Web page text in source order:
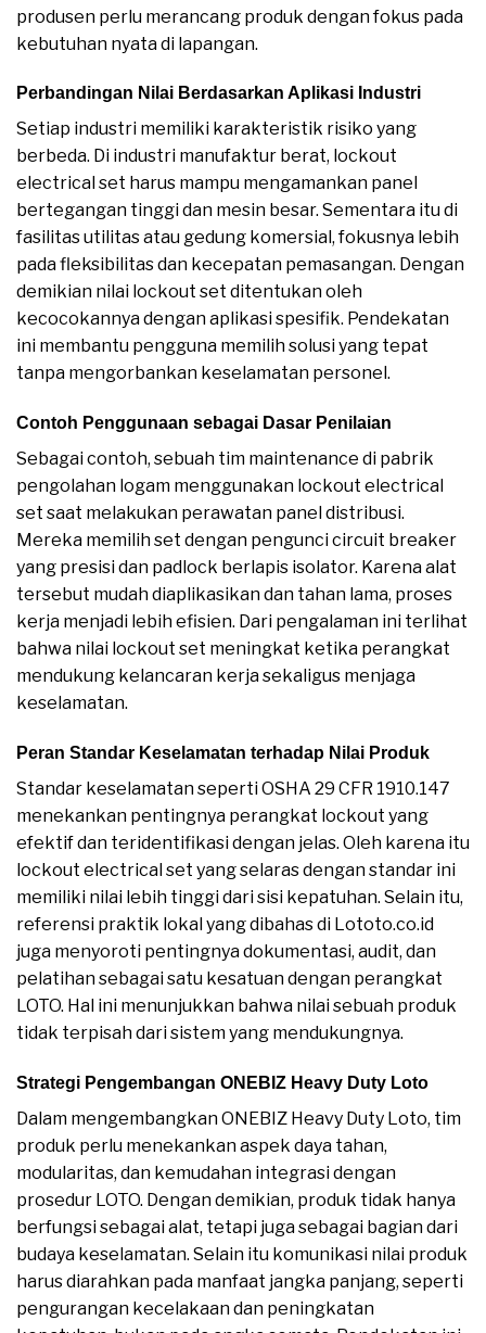
produsen perlu merancang produk dengan fokus pada
kebutuhan nyata di lapangan.
Perbandingan Nilai Berdasarkan Aplikasi Industri
Setiap industri memiliki karakteristik risiko yang
berbeda. Di industri manufaktur berat, lockout
electrical set harus mampu mengamankan panel
bertegangan tinggi dan mesin besar. Sementara itu di
fasilitas utilitas atau gedung komersial, fokusnya lebih
pada fleksibilitas dan kecepatan pemasangan. Dengan
demikian nilai lockout set ditentukan oleh
kecocokannya dengan aplikasi spesifik. Pendekatan
ini membantu pengguna memilih solusi yang tepat
tanpa mengorbankan keselamatan personel.
Contoh Penggunaan sebagai Dasar Penilaian
Sebagai contoh, sebuah tim maintenance di pabrik
pengolahan logam menggunakan lockout electrical
set saat melakukan perawatan panel distribusi.
Mereka memilih set dengan pengunci circuit breaker
yang presisi dan padlock berlapis isolator. Karena alat
tersebut mudah diaplikasikan dan tahan lama, proses
kerja menjadi lebih efisien. Dari pengalaman ini terlihat
bahwa nilai lockout set meningkat ketika perangkat
mendukung kelancaran kerja sekaligus menjaga
keselamatan.
Peran Standar Keselamatan terhadap Nilai Produk
Standar keselamatan seperti OSHA 29 CFR 1910.147
menekankan pentingnya perangkat lockout yang
efektif dan teridentifikasi dengan jelas. Oleh karena itu
lockout electrical set yang selaras dengan standar ini
memiliki nilai lebih tinggi dari sisi kepatuhan. Selain itu,
referensi praktik lokal yang dibahas di Lototo.co.id
juga menyoroti pentingnya dokumentasi, audit, dan
pelatihan sebagai satu kesatuan dengan perangkat
LOTO. Hal ini menunjukkan bahwa nilai sebuah produk
tidak terpisah dari sistem yang mendukungnya.
Strategi Pengembangan ONEBIZ Heavy Duty Loto
Dalam mengembangkan ONEBIZ Heavy Duty Loto, tim
produk perlu menekankan aspek daya tahan,
modularitas, dan kemudahan integrasi dengan
prosedur LOTO. Dengan demikian, produk tidak hanya
berfungsi sebagai alat, tetapi juga sebagai bagian dari
budaya keselamatan. Selain itu komunikasi nilai produk
harus diarahkan pada manfaat jangka panjang, seperti
pengurangan kecelakaan dan peningkatan